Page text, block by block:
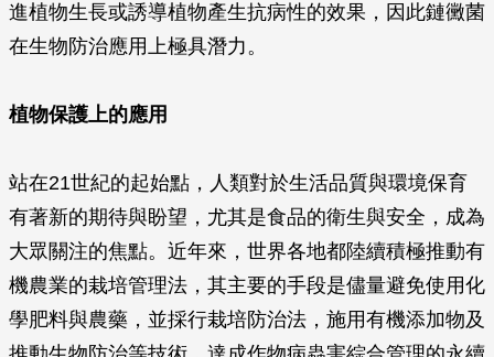
進植物生長或誘導植物產生抗病性的效果，因此鏈黴菌
在生物防治應用上極具潛力。
植物保護上的應用
站在21世紀的起始點，人類對於生活品質與環境保育
有著新的期待與盼望，尤其是食品的衛生與安全，成為
大眾關注的焦點。近年來，世界各地都陸續積極推動有
機農業的栽培管理法，其主要的手段是儘量避免使用化
學肥料與農藥，並採行栽培防治法，施用有機添加物及